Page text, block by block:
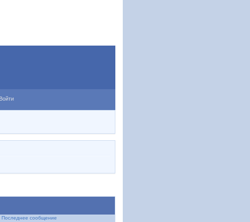
Войти
Последнее сообщение